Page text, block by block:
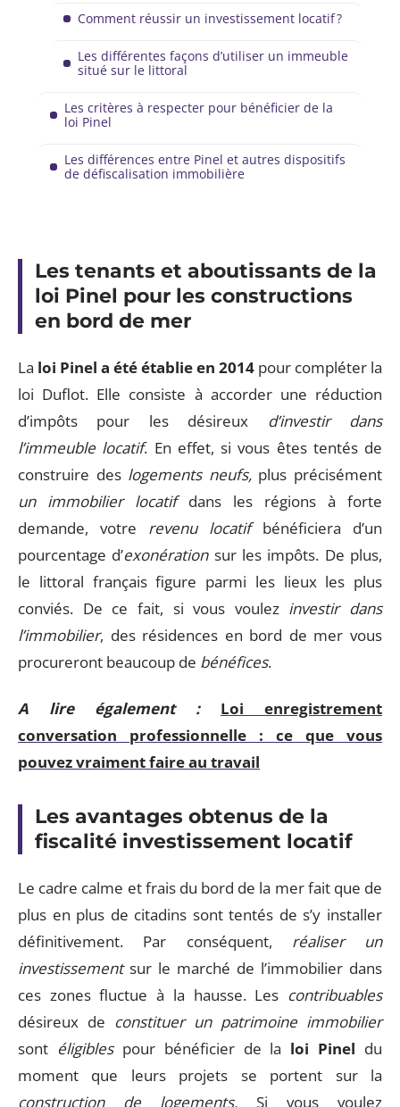
Comment réussir un investissement locatif ?
Les différentes façons d’utiliser un immeuble
situé sur le littoral
Les critères à respecter pour bénéficier de la
loi Pinel
Les différences entre Pinel et autres dispositifs
de défiscalisation immobilière
Les tenants et aboutissants de la
loi Pinel pour les constructions
en bord de mer
La loi Pinel a été établie en 2014 pour compléter la
loi Duflot. Elle consiste à accorder une réduction
d’impôts pour les désireux d’investir dans
l’immeuble locatif. En effet, si vous êtes tentés de
construire des logements neufs,plus précisément
un immobilier locatifdans les régions à forte
demande, votre revenu locatifbénéficiera d’un
pourcentage d’exonérationsur les impôts. De plus,
le littoral français figure parmi les lieux les plus
conviés. De ce fait, si vous voulez investir dans
l’immobilier, des résidences en bord de mer vous
procureront beaucoup de bénéfices.
A lire également :
Loi enregistrement
conversation professionnelle : ce que vous
pouvez vraiment faire au travail
Les avantages obtenus de la
fiscalité investissement locatif
Le cadre calme et frais du bord de la mer fait que de
plus en plus de citadins sont tentés de s’y installer
définitivement. Par conséquent, réaliser un
investissementsur le marché de l’immobilier dans
ces zones fluctue à la hausse. Les contribuables
désireux de constituer un patrimoine immobilier
sont éligiblespour bénéficier de la loi Pinel du
moment que leurs projets se portent sur la
construction de logements. Si vous voulez